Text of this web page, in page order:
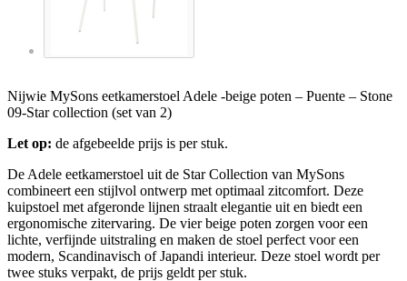
Nijwie MySons eetkamerstoel Adele -beige poten – Puente – Stone
09-Star collection (set van 2)
Let op: de afgebeelde prijs is per stuk.
De Adele eetkamerstoel uit de Star Collection van MySons
combineert een stijlvol ontwerp met optimaal zitcomfort. Deze
kuipstoel met afgeronde lijnen straalt elegantie uit en biedt een
ergonomische zitervaring. De vier beige poten zorgen voor een
lichte, verfijnde uitstraling en maken de stoel perfect voor een
modern, Scandinavisch of Japandi interieur. Deze stoel wordt per
twee stuks verpakt, de prijs geldt per stuk.